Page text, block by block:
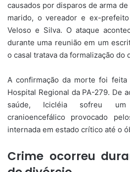
causados por disparos de arma
marido, o vereador e ex-
Veloso e Silva. O ataque
durante uma reunião em um
o casal tratava da formalização do
A confirmação da morte foi feita
Hospital Regional da PA-279. De
saúde, Icicléia sofreu um
cranioencefálico provocado
internada em estado crítico até o
Crime ocorreu